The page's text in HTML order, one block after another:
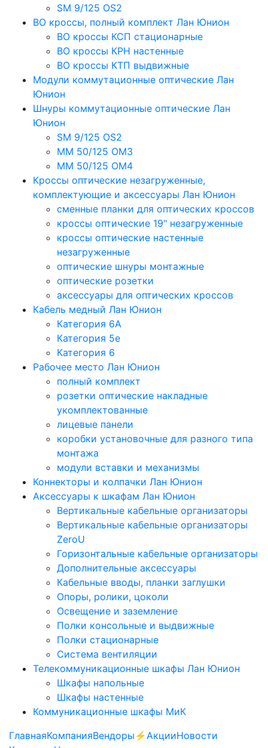
SM 9/125 OS2
ВО кроссы, полный комплект Лан Юнион
ВО кроссы КСП стационарные
ВО кроссы КРН настенные
ВО кроссы КТП выдвижные
Модули коммутационные оптические Лан
Юнион
Шнуры коммутационные оптические Лан
Юнион
SM 9/125 OS2
MM 50/125 OM3
MM 50/125 OM4
Кроссы оптические незагруженные,
комплектующие и аксессуары Лан Юнион
сменные планки для оптических кроссов
кроссы оптические 19" незагруженные
кроссы оптические настенные
незагруженные
оптические шнуры монтажные
оптические розетки
аксессуары для оптических кроссов
Кабель медный Лан Юнион
Категория 6A
Категория 5e
Категория 6
Рабочее место Лан Юнион
полный комплект
розетки оптические накладные
укомплектованные
лицевые панели
коробки установочные для разного типа
монтажа
модули вставки и механизмы
Коннекторы и колпачки Лан Юнион
Аксессуары к шкафам Лан Юнион
Вертикальные кабельные организаторы
Вертикальные кабельные организаторы
ZeroU
Горизонтальные кабельные организаторы
Дополнительные аксессуары
Кабельные вводы, планки заглушки
Опоры, ролики, цоколи
Освещение и заземление
Полки консольные и выдвижные
Полки стационарные
Система вентиляции
Телекоммуникационные шкафы Лан Юнион
Шкафы напольные
Шкафы настенные
Коммуникационные шкафы МиК
ГлавнаяКомпанияВендоры ⚡️АкцииНовости